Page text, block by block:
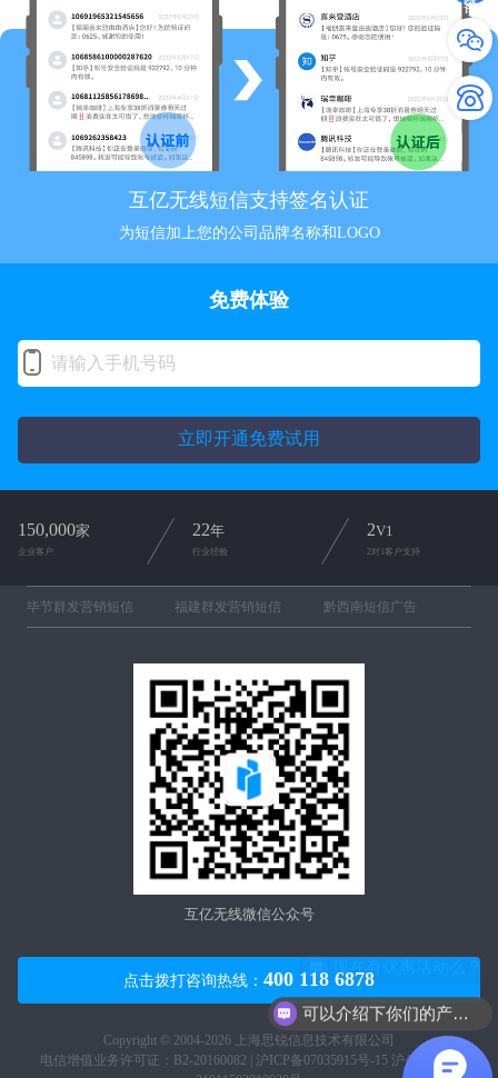
互亿无线短信支持签名认证
为短信加上您的公司品牌名称和LOGO
免费体验
立即开通免费试用
150,000家
企业客户
22年
行业经验
2V1
2对1客户支持
毕节群发营销短信 福建群发营销短信 黔西南短信广告
互亿无线微信公众号
点击拨打咨询热线： 400 118 6878
Copyright © 2004-2026 上海思锐信息技术有限公司
电信增值业务许可证：B2-20160082 | 沪ICP备07035915号-15 沪公网安备
可以介绍下你们的产品么？